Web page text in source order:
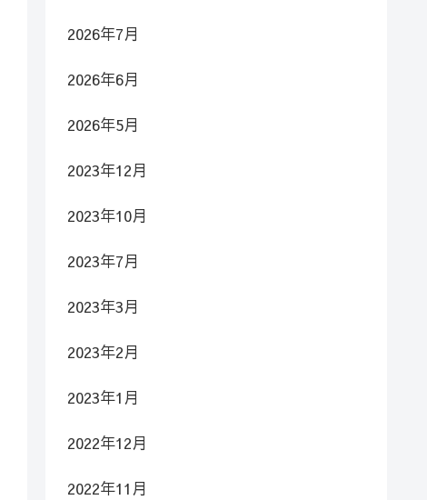
2026年7月
2026年6月
2026年5月
2023年12月
2023年10月
2023年7月
2023年3月
2023年2月
2023年1月
2022年12月
2022年11月